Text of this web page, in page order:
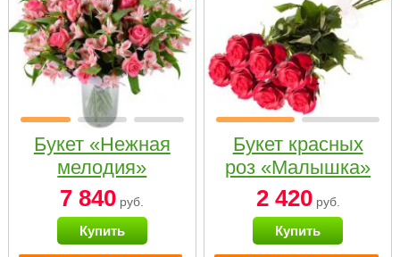
Букет «Нежная
мелодия»
7 840 руб.
Купить
Букет красных
роз «Малышка»
2 420руб.
Купить